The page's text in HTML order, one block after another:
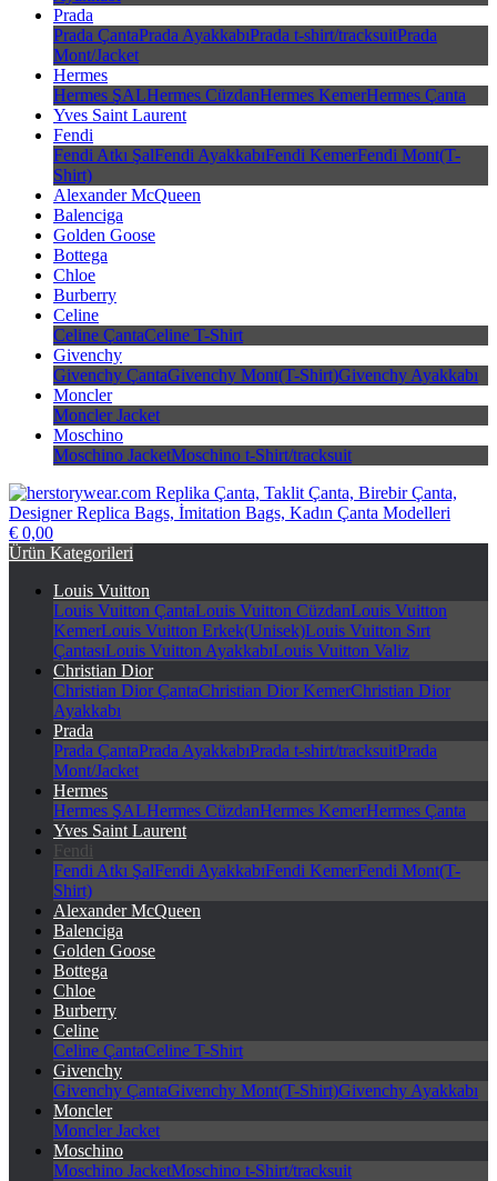
Prada
Prada ÇantaPrada AyakkabıPrada t-shirt/tracksuitPrada
Mont/Jacket
Hermes
Hermes ŞALHermes CüzdanHermes KemerHermes Çanta
Yves Saint Laurent
Fendi
Fendi Atkı ŞalFendi AyakkabıFendi KemerFendi Mont(T-
Shirt)
Alexander McQueen
Balenciga
Golden Goose
Bottega
Chloe
Burberry
Celine
Celine ÇantaCeline T-Shirt
Givenchy
Givenchy ÇantaGivenchy Mont(T-Shirt)Givenchy Ayakkabı
Moncler
Moncler Jacket
Moschino
Moschino JacketMoschino t-Shirt/tracksuit
herstorywear.com Replika Çanta, Taklit Çanta, Birebir Çanta,
€ 0,00
Ürün Kategorileri
Louis Vuitton
Louis Vuitton ÇantaLouis Vuitton CüzdanLouis Vuitton
KemerLouis Vuitton Erkek(Unisek)Louis Vuitton Sırt
ÇantasıLouis Vuitton AyakkabıLouis Vuitton Valiz
Christian Dior
Christian Dior ÇantaChristian Dior KemerChristian Dior
Ayakkabı
Prada
Prada ÇantaPrada AyakkabıPrada t-shirt/tracksuitPrada
Mont/Jacket
Hermes
Hermes ŞALHermes CüzdanHermes KemerHermes Çanta
Yves Saint Laurent
Fendi
Fendi Atkı ŞalFendi AyakkabıFendi KemerFendi Mont(T-
Shirt)
Alexander McQueen
Balenciga
Golden Goose
Bottega
Chloe
Burberry
Celine
Celine ÇantaCeline T-Shirt
Givenchy
Givenchy ÇantaGivenchy Mont(T-Shirt)Givenchy Ayakkabı
Moncler
Moncler Jacket
Moschino
Moschino JacketMoschino t-Shirt/tracksuit